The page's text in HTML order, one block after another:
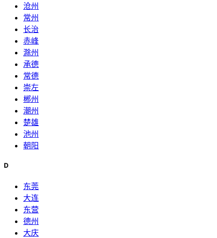
沧州
常州
长治
赤峰
滁州
承德
常德
崇左
郴州
潮州
楚雄
池州
朝阳
D
东莞
大连
东营
德州
大庆